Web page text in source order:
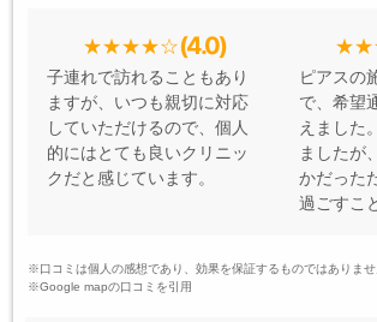
(4.0)
子連れで訪れることもあり
ますが、いつも親切に対応
していただけるので、個人
的にはとても良いクリニッ
クだと感じています。
ピアスの
で、希望
えました
ましたが
かだった
過ごすこ
※口コミは個人の感想であり、効果を保証するものではありませ
※Google mapの口コミを引用